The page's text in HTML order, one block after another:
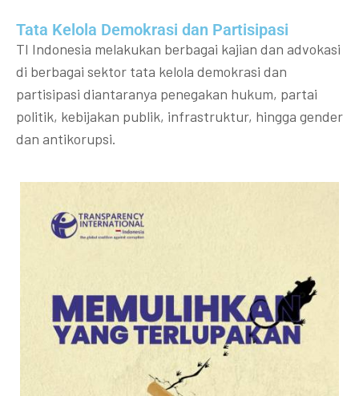
Tata Kelola Demokrasi dan Partisipasi​
TI Indonesia melakukan berbagai kajian dan advokasi
di berbagai sektor tata kelola demokrasi dan
partisipasi diantaranya penegakan hukum, partai
politik, kebijakan publik, infrastruktur, hingga gender
dan antikorupsi.